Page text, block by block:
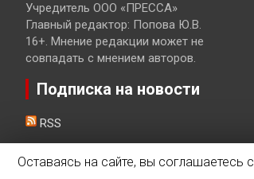
Учредитель ООО «ПРЕССА»
Главный редактор: Попова Ю.В.
16+. Мнение редакции может не
совпадать с мнением авторов.
Подписка на новости
RSS
Оставаясь на сайте, вы соглашаетесь с